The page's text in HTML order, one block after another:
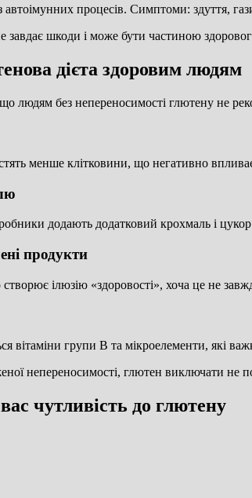
процесів. Симптоми: здуття,
завдає шкоди і може бути частиною
дієта здоровим людям
людям без непереносимості глютену не
менше клітковини, що негативно
додають додатковий крохмаль і
продукти
ілюзію «здоровості», хоча це не
вітаміни групи B та мікроелементи, які
непереносимості, глютен виключати не
чутливість до глютену